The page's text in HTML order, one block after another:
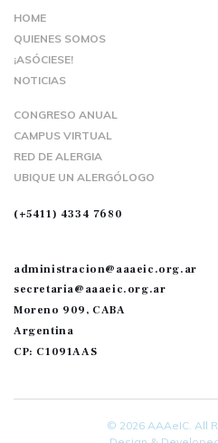
HOME
QUIENES SOMOS
¡ASÓCIESE!
NOTICIAS
CONGRESO ANUAL
CAMPUS VIRTUAL
RED DE ALERGIA
UBIQUE UN ALERGÓLOGO
(+5411) 4334 7680
administracion@aaaeic.org.ar
secretaria@aaaeic.org.ar
Moreno 909, CABA
Argentina
CP: C1091AAS
© 2026 AAAeIC. All